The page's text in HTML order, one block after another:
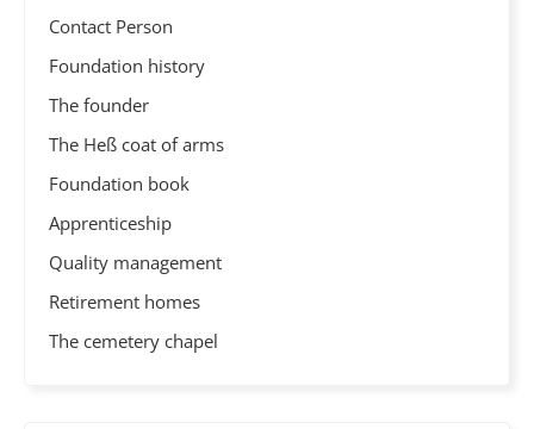
Contact Person
Foundation history
The founder
The Heß coat of arms
Foundation book
Apprenticeship
Quality management
Retirement homes
The cemetery chapel